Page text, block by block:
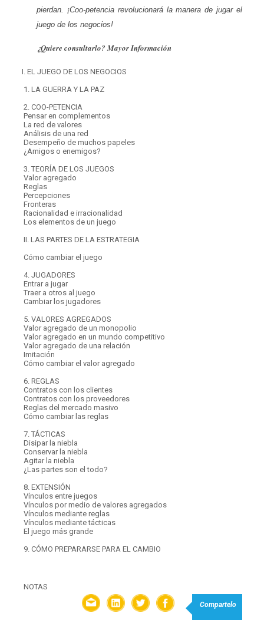
pierdan. ¡Coo-petencia revolucionará la manera de jugar el
juego de los negocios!
¿Quiere consultarlo? Mayor Información
I. EL JUEGO DE LOS NEGOCIOS
1. LA GUERRA Y LA PAZ
2. COO-PETENCIA
Pensar en complementos
La red de valores
Análisis de una red
Desempeño de muchos papeles
¿Amigos o enemigos?
3. TEORÍA DE LOS JUEGOS
Valor agregado
Reglas
Percepciones
Fronteras
Racionalidad e irracionalidad
Los elementos de un juego
II. LAS PARTES DE LA ESTRATEGIA
Cómo cambiar el juego
4. JUGADORES
Entrar a jugar
Traer a otros al juego
Cambiar los jugadores
5. VALORES AGREGADOS
Valor agregado de un monopolio
Valor agregado en un mundo competitivo
Valor agregado de una relación
Imitación
Cómo cambiar el valor agregado
6. REGLAS
Contratos con los clientes
Contratos con los proveedores
Reglas del mercado masivo
Cómo cambiar las reglas
7. TÁCTICAS
Disipar la niebla
Conservar la niebla
Agitar la niebla
¿Las partes son el todo?
8. EXTENSIÓN
Vínculos entre juegos
Vínculos por medio de valores agregados
Vínculos mediante reglas
Vínculos mediante tácticas
El juego más grande
9. CÓMO PREPARARSE PARA EL CAMBIO
NOTAS
Compartelo